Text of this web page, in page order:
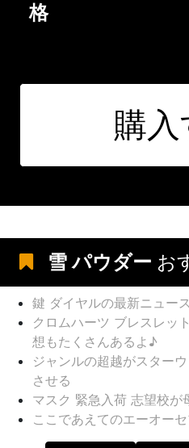
格
購入
雪 パウダー お
鍵 ダイヤルの最新ニュース
クロムハーツ ブレスレッ
想もたくさんあるよ♪
ジャンルの超越がスター
させる
マスク 緊急入荷 志望校が
ここであえてのエーオー